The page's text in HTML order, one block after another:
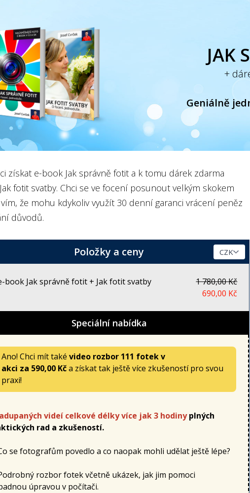
JAK
+
Geniálně
získat e-book Jak správně fotit a k tomu dárek zdarma
fotit svatby. Chci se ve focení posunout velkým skokem
že mohu kdykoliv využít 30 denní garanci vrácení peněz
důvodů.
Položky a ceny
book Jak správně fotit + Jak fotit svatby
1 780,00 Kč
690,00 Kč
Speciální nabídka
Ano! Chci mít také video rozbor 111 fotek v
akci za 590,00 Kča získat tak ještě více zkušeností pro svou
praxi!
videí celkové délky více jak 3 hodinyplných
rad a zkušeností.
se fotografům povedlo a co naopak mohli udělat ještě lépe?
rozbor fotek včetně ukázek, jak jim pomoci
úpravou v počítači.